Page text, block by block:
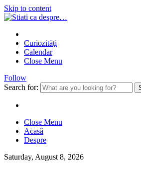
Skip to content
Curiozităţi
Calendar
Close Menu
Follow
Search for:
Close Menu
Acasă
Despre
Saturday, August 8, 2026